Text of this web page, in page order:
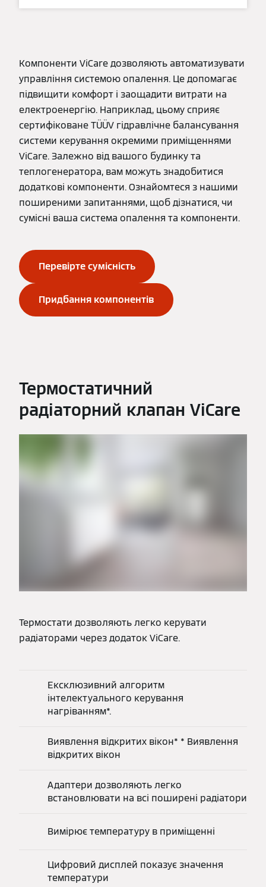
Компоненти ViCare дозволяють автоматизувати
управління системою опалення. Це допомагає
підвищити комфорт і заощадити витрати на
електроенергію. Наприклад, цьому сприяє
сертифіковане TÜÜV гідравлічне балансування
системи керування окремими приміщеннями
ViCare. Залежно від вашого будинку та
теплогенератора, вам можуть знадобитися
додаткові компоненти. Ознайомтеся з нашими
поширеними запитаннями, щоб дізнатися, чи
сумісні ваша система опалення та компоненти.
Перевірте сумісність
Придбання компонентів
Термостатичний
радіаторний клапан ViCare
Термостати дозволяють легко керувати
радіаторами через додаток ViCare.
Ексклюзивний алгоритм
інтелектуального керування
нагріванням*.
Виявлення відкритих вікон* * Виявлення
відкритих вікон
Адаптери дозволяють легко
встановлювати на всі поширені радіатори
Вимірює температуру в приміщенні
Цифровий дисплей показує значення
температури